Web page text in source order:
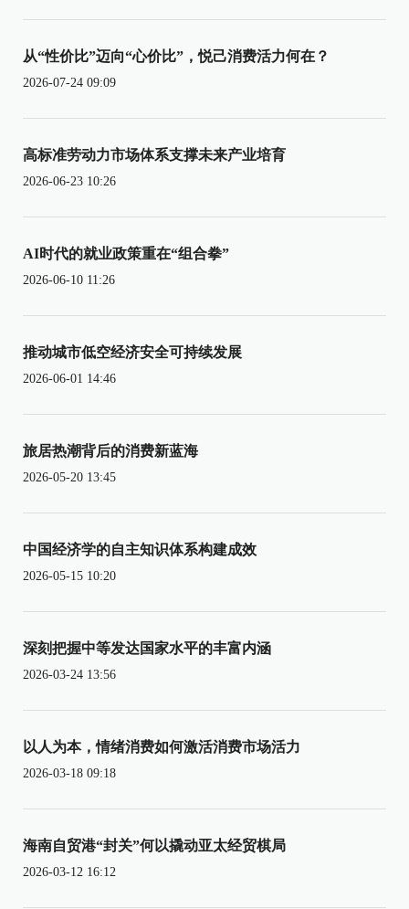
从“性价比”迈向“心价比”，悦己消费活力何在？
2026-07-24 09:09
高标准劳动力市场体系支撑未来产业培育
2026-06-23 10:26
AI时代的就业政策重在“组合拳”
2026-06-10 11:26
推动城市低空经济安全可持续发展
2026-06-01 14:46
旅居热潮背后的消费新蓝海
2026-05-20 13:45
中国经济学的自主知识体系构建成效
2026-05-15 10:20
深刻把握中等发达国家水平的丰富内涵
2026-03-24 13:56
以人为本，情绪消费如何激活消费市场活力
2026-03-18 09:18
海南自贸港“封关”何以撬动亚太经贸棋局
2026-03-12 16:12